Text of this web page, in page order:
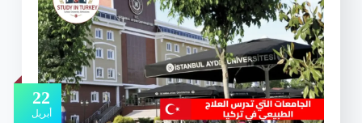
22
أبريل